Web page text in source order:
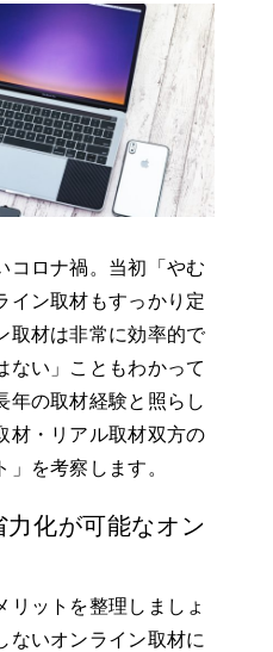
コロナ禍。当初「やむ
イン取材もすっかり定
取材は非常に効率的で
ない」こともわかって
年の取材経験と照らし
材・リアル取材双方の
」を考察します。
化が可能なオン
リットを整理しましょ
ないオンライン取材に